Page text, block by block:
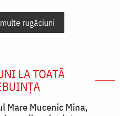
rugăciuni
LA TOATĂ
Mare Mucenic Mina,